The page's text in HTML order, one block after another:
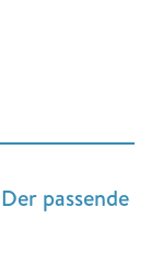
passende